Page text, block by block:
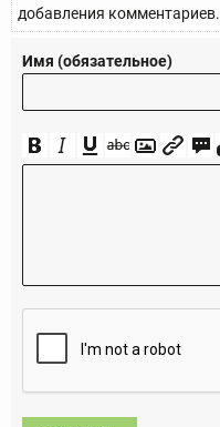
добавления комментариев.
Имя (обязательное)